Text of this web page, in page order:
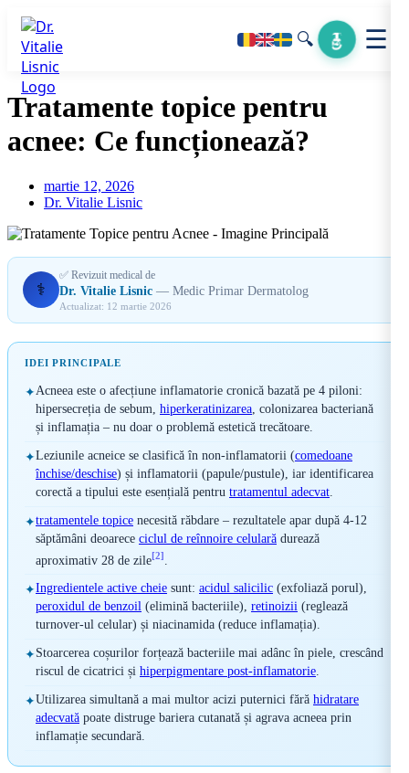
🔍 ☰
Tratamente topice pentru
acnee: Ce funcționează?
martie 12, 2026
Dr. Vitalie Lisnic
‍⚕️
✅ Revizuit medical de
Dr. Vitalie Lisnic — Medic Primar Dermatolog
Actualizat: 12 martie 2026
IDEI PRINCIPALE
✦Acneea este o afecțiune inflamatorie cronică bazată pe 4 piloni:
hipersecreția de sebum, hiperkeratinizarea , colonizarea bacteriană
și inflamația – nu doar o problemă estetică trecătoare.
✦Leziunile acneice se clasifică în non-inflamatorii (comedoane
închise/deschise) și inflamatorii (papule/pustule), iar identificarea
corectă a tipului este esențială pentru tratamentul adecvat
✦tratamentele topice necesită răbdare – rezultatele apar după 4-12
săptămâni deoarece ciclul de reînnoire celulară durează
aproximativ 28 de zile[2]
✦Ingredientele active cheie sunt: acidul salicilic (exfoliază porul),
peroxidul de benzoil (elimină bacteriile), retinoizii (reglează
turnover-ul celular) și niacinamida (reduce inflamația).
✦Stoarcerea coșurilor forțează bacteriile mai adânc în piele, crescând
riscul de cicatrici și hiperpigmentare post-inflamatorie.
✦Utilizarea simultană a mai multor acizi puternici fără hidratare
adecvată poate distruge bariera cutanată și agrava acneea prin
inflamație secundară.